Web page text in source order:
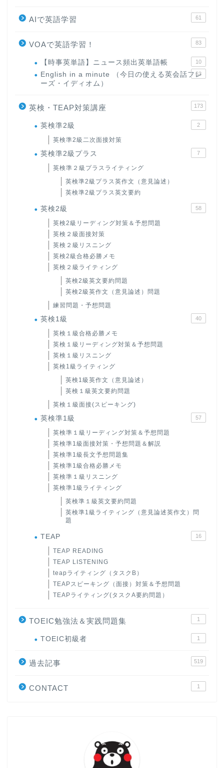
AIで英語学習 61
VOAで英語学習！ 83
【時事英単語】ニュース頻出英単語帳 10
English in a minute （今日の使える英会話フレ
ーズ・イディオム）
63
英検・TEAP対策講座 173
英検準2級 2
英検準2級二次面接対策
英検準2級プラス 7
英検準２級プラスライティング
英検準2級プラス英作文（意見論述）
英検準2級プラス英文要約
英検2級 58
英検2級リーディング対策＆予想問題
英検２級面接対策
英検２級リスニング
英検2級合格必勝メモ
英検２級ライティング
英検2級英文要約問題
英検2級英作文（意見論述）問題
練習問題・予想問題
英検1級 40
英検１級合格必勝メモ
英検１級リーディング対策＆予想問題
英検１級リスニング
英検1級ライティング
英検1級英作文（意見論述）
英検１級英文要約問題
英検１級面接(スピーキング)
英検準1級 57
英検準１級リーディング対策＆予想問題
英検準1級面接対策・予想問題＆解説
英検準1級長文予想問題集
英検準1級合格必勝メモ
英検準１級リスニング
英検準1級ライティング
英検準１級英文要約問題
英検準1級ライティング（意見論述英作文）問
題
TEAP 16
TEAP READING
TEAP LISTENING
teapライティング（タスクB）
TEAPスピーキング（面接）対策＆予想問題
TEAPライティング(タスクA要約問題）
TOEIC勉強法＆実践問題集 1
TOEIC初級者 1
過去記事 519
CONTACT 1
大学入試英語対策講座